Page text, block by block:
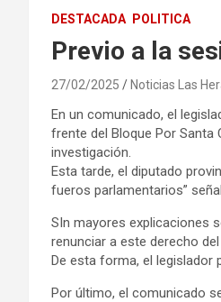
DESTACADA POLITICA
Previo a la
27/02/2025 Noticias Las
En un comunicado, el
frente del Bloque Por Santa
investigación.
Esta tarde, el diputado
fueros parlamentarios”
SIn mayores explicaciones
renunciar a este derecho
De esta forma, el legislador
Por último, el comunicado